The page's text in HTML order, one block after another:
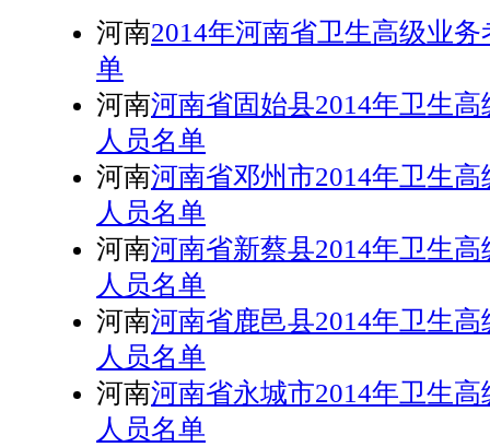
河南2014年河南省卫生高级业
单
河南河南省固始县2014年卫生
人员名单
河南河南省邓州市2014年卫生
人员名单
河南河南省新蔡县2014年卫生
人员名单
河南河南省鹿邑县2014年卫生
人员名单
河南河南省永城市2014年卫生
人员名单